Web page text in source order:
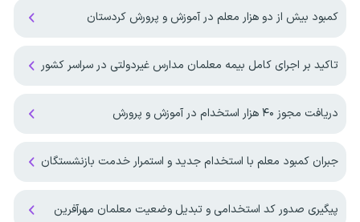
کمبود بیش از دو هزار معلم در آموزش و پرورش کردستان
تاکید بر اجرای کامل بیمه معلمان مدارس غیردولتی در سراسر کشور
دریافت مجوز ۴۰ هزار استخدام در آموزش و پرورش
جبران کمبود معلم با استخدام جدید و استمرار خدمت بازنشستگان
پیگیری صدور کد استخدامی و تبدیل وضعیت معلمان مهرآفرین